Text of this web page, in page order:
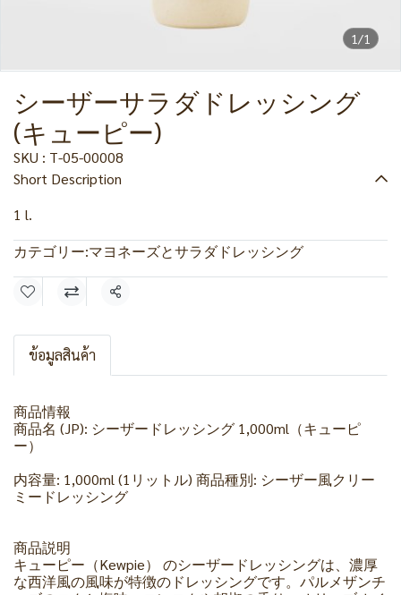
1/1
シーザーサラダドレッシング
(キューピー)
SKU : T-05-00008
Short Description
1 l.
カテゴリー:マヨネーズとサラダドレッシング
共有
ข้อมูลสินค้า
商品情報
商品名 (JP): シーザードレッシング 1,000ml（キューピ
ー）
内容量: 1,000ml (1リットル) 商品種別: シーザー風クリー
ミードレッシング
商品説明
キューピー（Kewpie） のシーザードレッシングは、濃厚
な西洋風の風味が特徴のドレッシングです。パルメザンチ